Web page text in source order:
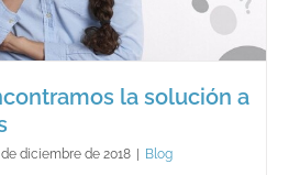
la solución a
de diciembre de 2018 Blog